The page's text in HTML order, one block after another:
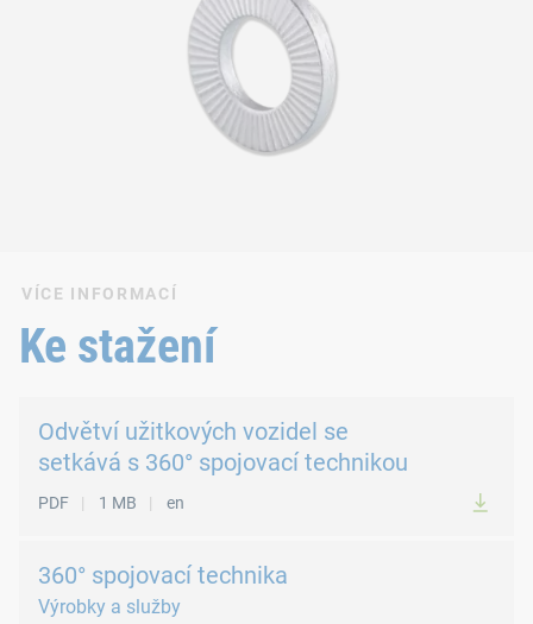
VÍCE INFORMACÍ
Ke stažení
Odvětví užitkových vozidel se
setkává s 360° spojovací technikou
PDF 1 MB en
360° spojovací technika
Výrobky a služby